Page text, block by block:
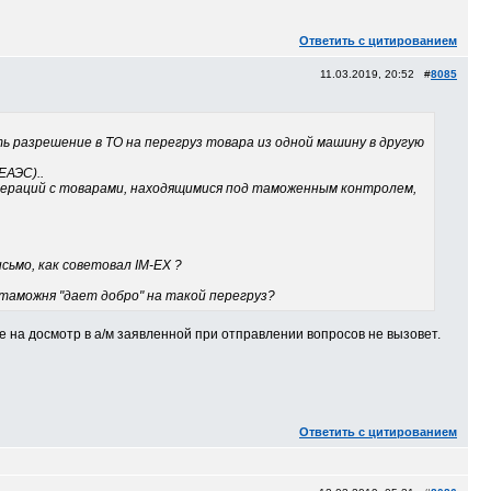
Ответить с цитированием
11.03.2019, 20:52 #8085
в ТО на перегруз товара из одной машину в другую
с товарами, находящимися под таможенным контролем,
как советовал IM-EX ?
"дает добро" на такой перегруз?
досмотр в а/м заявленной при отправлении вопросов не вызовет.
Ответить с цитированием